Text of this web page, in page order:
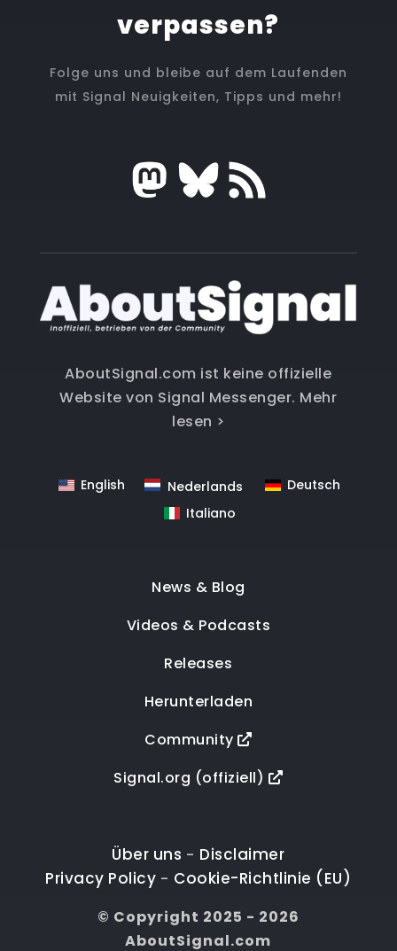
verpassen?
Folge uns und bleibe auf dem Laufenden
mit Signal Neuigkeiten, Tipps und mehr!
AboutSignal.com ist keine offizielle
Website von Signal Messenger. Mehr
lesen >
English Nederlands
Deutsch
Italiano
News & Blog
Videos & Podcasts
Releases
Herunterladen
Community
Signal.org (offiziell)
Über uns - Disclaimer
Privacy Policy - Cookie-Richtlinie (EU)
© Copyright 2025 - 2026
AboutSignal.com